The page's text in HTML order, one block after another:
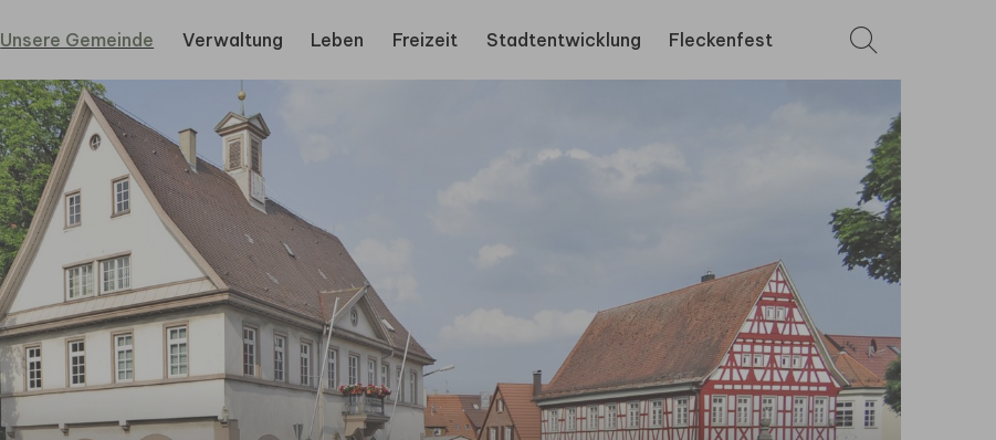
Unsere Gemeinde
Verwaltung Leben Freizeit Stadtentwicklung Fleckenfest